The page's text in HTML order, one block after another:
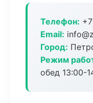
Телефон:
Email:
Город:
Режим
обед 13:00-